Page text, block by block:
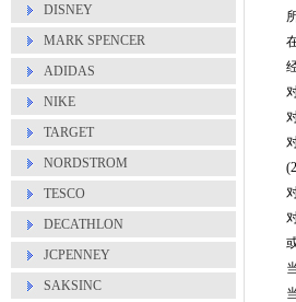
DISNEY
MARK SPENCER
ADIDAS
NIKE
TARGET
NORDSTROM
TESCO
DECATHLON
JCPENNEY
SAKSINC
所
在
经
对
对
对
(2)
对
对
或
当
当